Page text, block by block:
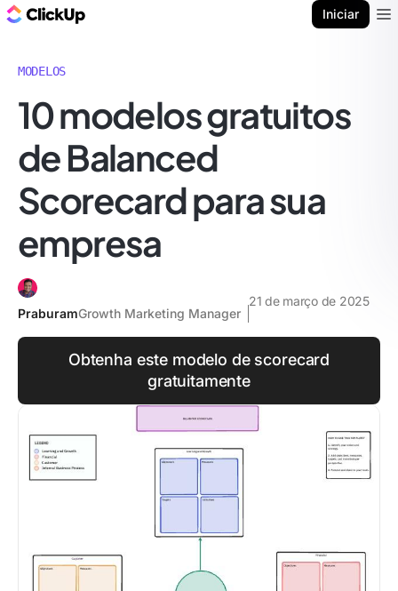
Iniciar
MODELOS
10 modelos gratuitos
de Balanced
Scorecard para sua
empresa
PraburamGrowth Marketing Manager
21 de março de 2025
Obtenha este modelo de scorecard
gratuitamente